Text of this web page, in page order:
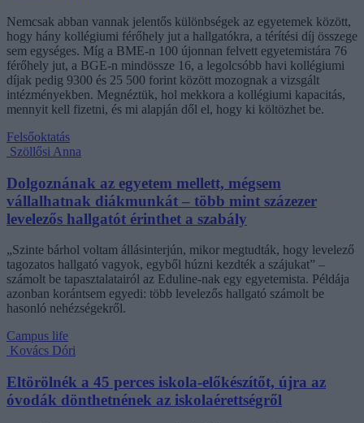
Nemcsak abban vannak jelentős különbségek az egyetemek között,
hogy hány kollégiumi férőhely jut a hallgatókra, a térítési díj összege
sem egységes. Míg a BME-n 100 újonnan felvett egyetemistára 76
férőhely jut, a BGE-n mindössze 16, a legolcsóbb havi kollégiumi
díjak pedig 9300 és 25 500 forint között mozognak a vizsgált
intézményekben. Megnéztük, hol mekkora a kollégiumi kapacitás,
mennyit kell fizetni, és mi alapján dől el, hogy ki költözhet be.
Felsőoktatás
Szöllősi Anna
Dolgoznának az egyetem mellett, mégsem
vállalhatnak diákmunkát – több mint százezer
levelezős hallgatót érinthet a szabály
„Szinte bárhol voltam állásinterjún, mikor megtudták, hogy levelező
tagozatos hallgató vagyok, egyből húzni kezdték a szájukat” –
számolt be tapasztalatairól az Eduline-nak egy egyetemista. Példája
azonban korántsem egyedi: több levelezős hallgató számolt be
hasonló nehézségekről.
Campus life
Kovács Dóri
Eltörölnék a 45 perces iskola-előkészítőt, újra az
óvodák dönthetnének az iskolaérettségről